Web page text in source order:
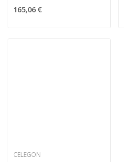
165,06 €
CELEGON